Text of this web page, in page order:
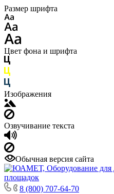
Размер шрифта
Цвет фона и шрифта
Изображения
Озвучивание текста
Обычная версия сайта
8 (800) 707-64-70